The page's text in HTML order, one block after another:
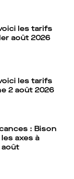
les tarifs
août 2026
les tarifs
2 août 2026
: Bison
axes à
août